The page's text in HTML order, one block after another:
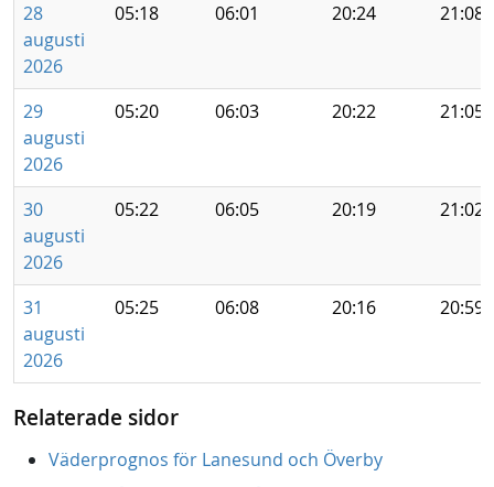
28
augusti
2026
05:18 06:01 20:24 21:08
29
augusti
2026
05:20 06:03 20:22 21:05
30
augusti
2026
05:22 06:05 20:19 21:02
31
augusti
2026
05:25 06:08 20:16 20:59
Relaterade sidor
Väderprognos för Lanesund och Överby